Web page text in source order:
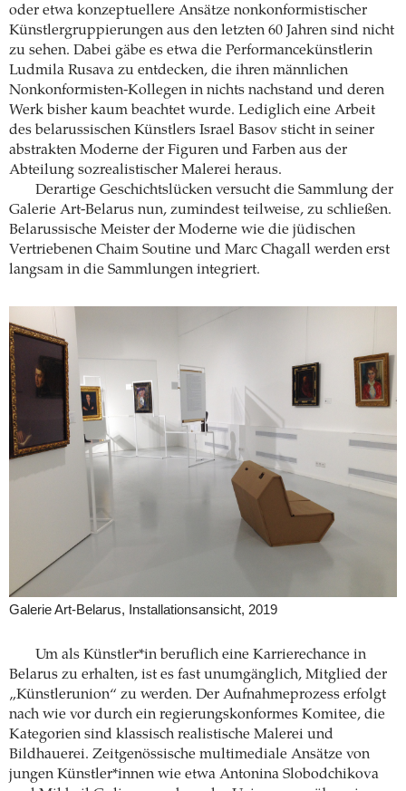
oder etwa konzeptuellere Ansätze nonkonformistischer
Künstlergruppierungen aus den letzten 60 Jahren sind nicht
zu sehen. Dabei gäbe es etwa die Performancekünstlerin
Ludmila Rusava zu entdecken, die ihren männlichen
Nonkonformisten-Kollegen in nichts nachstand und deren
Werk bisher kaum beachtet wurde. Lediglich eine Arbeit
des belarussischen Künstlers Israel Basov sticht in seiner
abstrakten Moderne der Figuren und Farben aus der
Abteilung sozrealistischer Malerei heraus.
Derartige Geschichtslücken versucht die Sammlung der
Galerie Art-Belarus nun, zumindest teilweise, zu schließen.
Belarussische Meister der Moderne wie die jüdischen
Vertriebenen Chaim Soutine und Marc Chagall werden erst
langsam in die Sammlungen integriert.
Galerie Art-Belarus, Installationsansicht, 2019
Um als Künstler*in beruflich eine Karrierechance in
Belarus zu erhalten, ist es fast unumgänglich, Mitglied der
„Künstlerunion“ zu werden. Der Aufnahmeprozess erfolgt
nach wie vor durch ein regierungskonformes Komitee, die
Kategorien sind klassisch realistische Malerei und
Bildhauerei. Zeitgenössische multimediale Ansätze von
jungen Künstler*innen wie etwa Antonina Slobodchikova